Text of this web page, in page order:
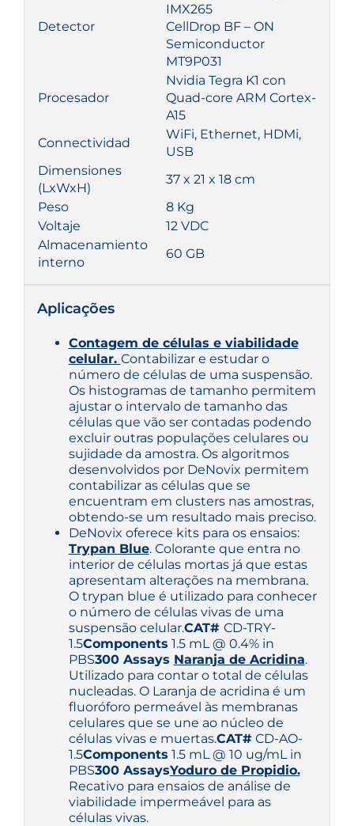
Detector
IMX265
CellDrop BF – ON
Semiconductor
MT9P031
Procesador
Nvidia Tegra K1 con
Quad-core ARM Cortex-
A15
Connectividad
WiFi, Ethernet, HDMi,
USB
Dimensiones
(LxWxH)
37 x 21 x 18 cm
Peso
8 Kg
Voltaje
12 VDC
Almacenamiento
interno
60 GB
Aplicações
Contagem de células e viabilidade
celular. Contabilizar e estudar o
número de células de uma suspensão.
Os histogramas de tamanho permitem
ajustar o intervalo de tamanho das
células que vão ser contadas podendo
excluir outras populações celulares ou
sujidade da amostra. Os algoritmos
desenvolvidos por DeNovix permitem
contabilizar as células que se
encuentram em clusters nas amostras,
obtendo-se um resultado mais preciso.
DeNovix oferece kits para os ensaios:
Trypan Blue. Colorante que entra no
interior de células mortas já que estas
apresentam alterações na membrana.
O trypan blue é utilizado para conhecer
o número de células vivas de uma
suspensão celular.CAT# CD-TRY-
1.5Components 1.5 mL @ 0.4% in
PBS300 Assays Naranja de Acridina.
Utilizado para contar o total de células
nucleadas. O Laranja de acridina é um
fluoróforo permeável às membranas
celulares que se une ao núcleo de
células vivas e muertas.CAT#CD-AO-
1.5Components 1.5 mL @ 10 ug/mL in
PBS300 AssaysYoduro de Propidio.
Recativo para ensaios de análise de
viabilidade impermeável para as
células vivas.